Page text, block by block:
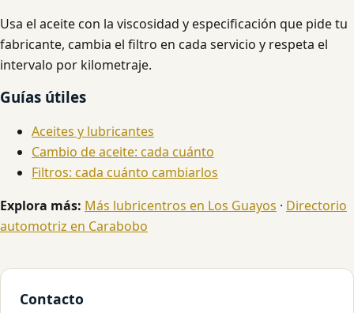
Usa el aceite con la viscosidad y especificación que pide tu
fabricante, cambia el filtro en cada servicio y respeta el
intervalo por kilometraje.
Guías útiles
Aceites y lubricantes
Cambio de aceite: cada cuánto
Filtros: cada cuánto cambiarlos
Explora más: Más lubricentros en Los Guayos · Directorio
automotriz en Carabobo
Contacto